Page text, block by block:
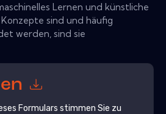
Lernen und künstliche
sind und häufig
werden, sind sie
Formulars stimmen Sie zu